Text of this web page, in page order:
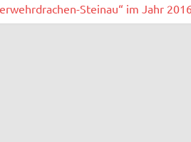
Steinau“ im Jahr